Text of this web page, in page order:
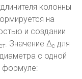
колонны
на
и создании
. Значение Δc для
с одной
формуле: